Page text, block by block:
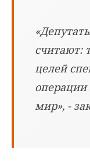
считают:
целей
операции
мир», -